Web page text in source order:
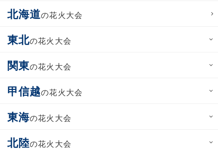
北海道の花火大会
東北の花火大会
関東の花火大会
甲信越の花火大会
東海の花火大会
北陸の花火大会